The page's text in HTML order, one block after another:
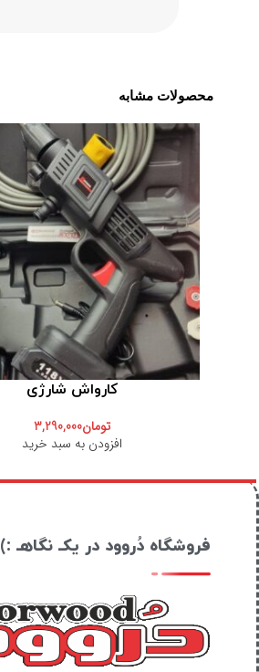
محصولات مشابه
کارواش شارژی
تومان3,290,000
افزودن به سبد خرید
فروشگاه دُروود در یکـ نگاهـ :)